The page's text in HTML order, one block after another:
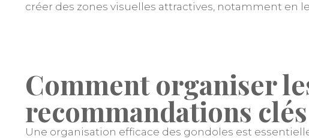
créer des zones visuelles attractives, notamment en
Comment organiser
recommandations clés
Une organisation efficace des gondoles est